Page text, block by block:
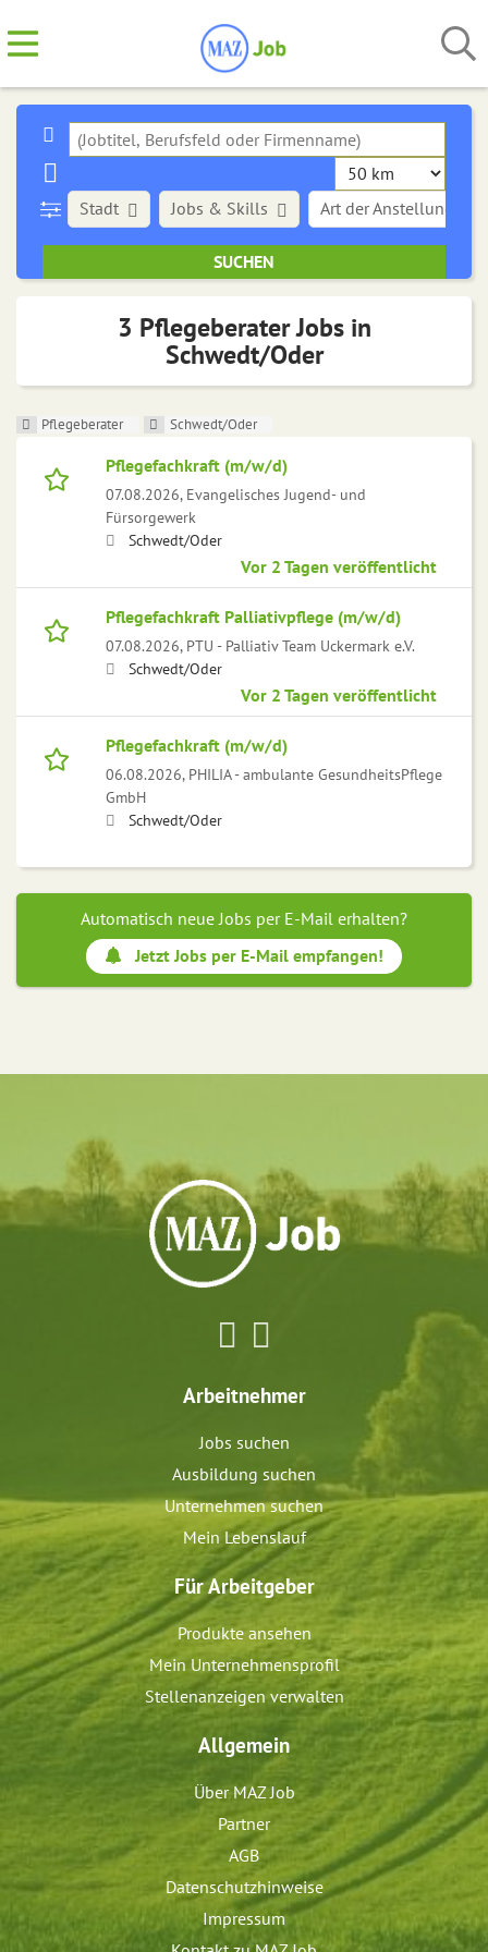
Stadt Art der Anstellung
Jobs & Skills
3 Pflegeberater Jobs in
Schwedt/Oder
Pflegeberater Schwedt/Oder
Pflegefachkraft (m/w/d)
07.08.2026, Evangelisches Jugend- und
Fürsorgewerk
Schwedt/Oder
Vor 2 Tagen veröffentlicht
Pflegefachkraft Palliativpflege (m/w/d)
07.08.2026, PTU - Palliativ Team Uckermark e.V.
Schwedt/Oder
Vor 2 Tagen veröffentlicht
Pflegefachkraft (m/w/d)
06.08.2026, PHILIA - ambulante GesundheitsPflege
GmbH
Schwedt/Oder
Automatisch neue Jobs per E-Mail erhalten?
Jetzt Jobs per E-Mail empfangen!
Arbeitnehmer
Jobs suchen
Ausbildung suchen
Unternehmen suchen
Mein Lebenslauf
Für Arbeitgeber
Produkte ansehen
Mein Unternehmensprofil
Stellenanzeigen verwalten
Allgemein
Über MAZ Job
Partner
AGB
Datenschutzhinweise
Impressum